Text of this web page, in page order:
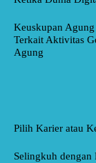
Keuskupan
Terkait Aktivitas
Agung
Pilih Karier atau
Selingkuh dengan